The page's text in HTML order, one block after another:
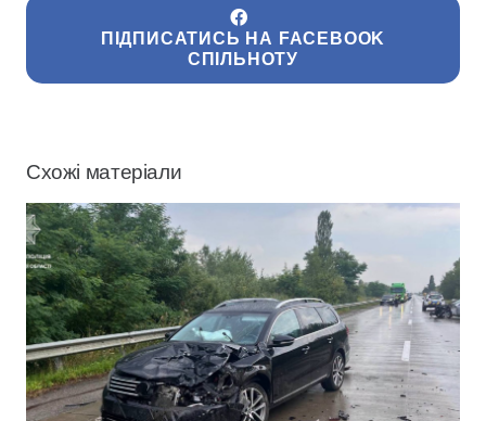
ПІДПИСАТИСЬ НА FACEBOOK
СПІЛЬНОТУ
Схожі матеріали